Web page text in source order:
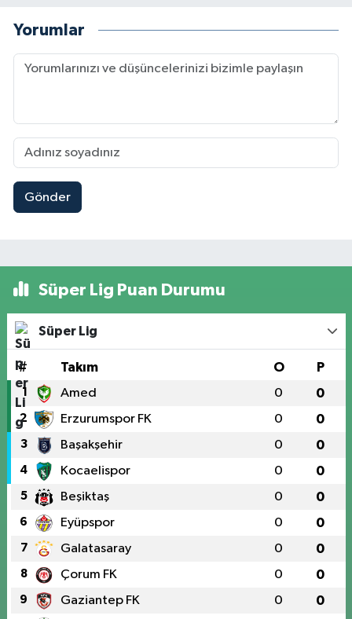
Yorumlar
Gönder
Süper Lig Puan Durumu
Süper Lig
# Takım O P
1 Amed 0 0
2 Erzurumspor FK 0 0
3 Başakşehir 0 0
4 Kocaelispor 0 0
5 Beşiktaş 0 0
6 Eyüpspor 0 0
7 Galatasaray 0 0
8 Çorum FK 0 0
9 Gaziantep FK 0 0